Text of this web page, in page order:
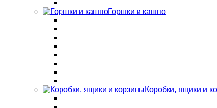
Горшки и кашпо
Коробки, ящики и